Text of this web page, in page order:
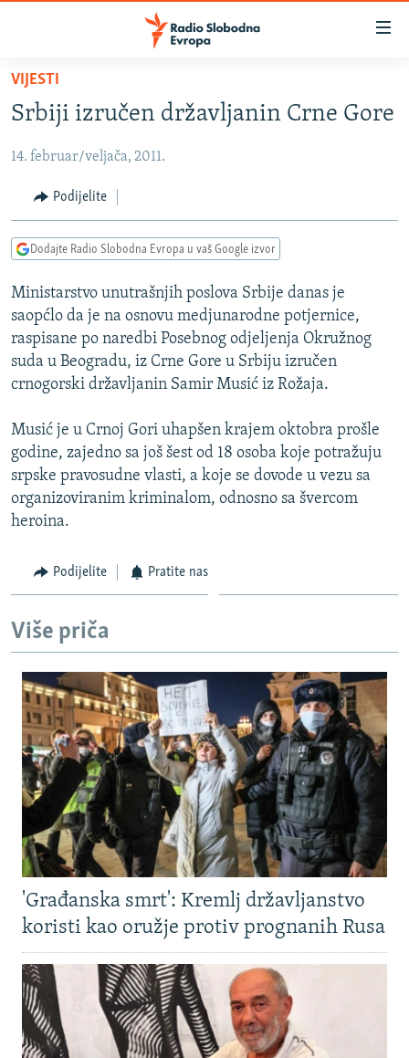
Pređite
glavni
Pređite
Pređite
pretragu
VIJESTI
BOSNA I HERCEGOVINA
SRBIJA
KOSOVO
VIZUELNO
VIDEO
FOTOGALERIJE
INFOGRAFIKE
PODCASTI
RAT U UKRAJINI
KINA NA BALKANU
RSE PRIČE IZ SVIJETA
ISPRIČAJ MI
DNEVNO@RSE
SPECIJALI RSE
VIŠE OD NASLOVA
TV LIBERTY
POST SCRIPTUM
MOJA EVROPA
TRI DECENIJE OD RATA U BIH
SVE KARTE DEJTONA
NASTANAK I RASPAD JUGOSLAVIJE
Sve RFE/RL stranice
VIJESTI
Srbiji izručen državljanin Crne Gore
14. februar/veljača, 2011.
Podijelite
Dodajte Radio Slobodna Evropa u vaš Google izvor
Ministarstvo unutrašnjih poslova Srbije danas je
saopćlo da je na osnovu medjunarodne potjernice,
raspisane po naredbi Posebnog odjeljenja Okružnog
suda u Beogradu, iz Crne Gore u Srbiju izručen
crnogorski državljanin Samir Musić iz Rožaja.
Musić je u Crnoj Gori uhapšen krajem oktobra prošle
godine, zajedno sa još šest od 18 osoba koje potražuju
srpske pravosudne vlasti, a koje se dovode u vezu sa
organizoviranim kriminalom, odnosno sa švercom
heroina.
Podijelite Pratite nas
Više priča
'Građanska smrt': Kremlj državljanstvo
koristi kao oružje protiv prognanih Rusa